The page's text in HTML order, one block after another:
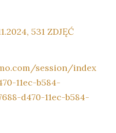
531 ZDJĘĆ
session/index
11ec-b584-
d470-11ec-b584-